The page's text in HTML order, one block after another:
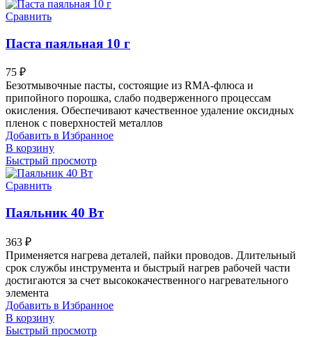
Сравнить
Паста паяльная 10 г
75 ₽
Безотмывочные пасты, состоящие из RMA-флюса и
припойного порошка, слабо подверженного процессам
окисления. Обеспечивают качественное удаление оксидных
пленок с поверхностей металлов
Добавить в Избранное
В корзину
Быстрый просмотр
Сравнить
Паяльник 40 Вт
363 ₽
Применяется нагрева деталей, пайки проводов. Длительный
срок службы инструмента и быстрый нагрев рабочей части
достигаются за счет высококачественного нагревательного
элемента
Добавить в Избранное
В корзину
Быстрый просмотр